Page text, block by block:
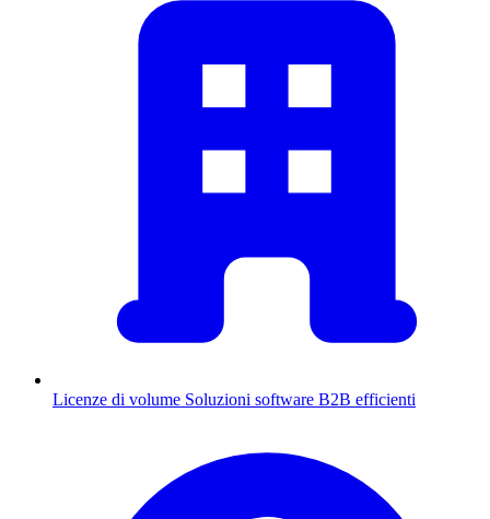
Licenze di volume Soluzioni software B2B efficienti